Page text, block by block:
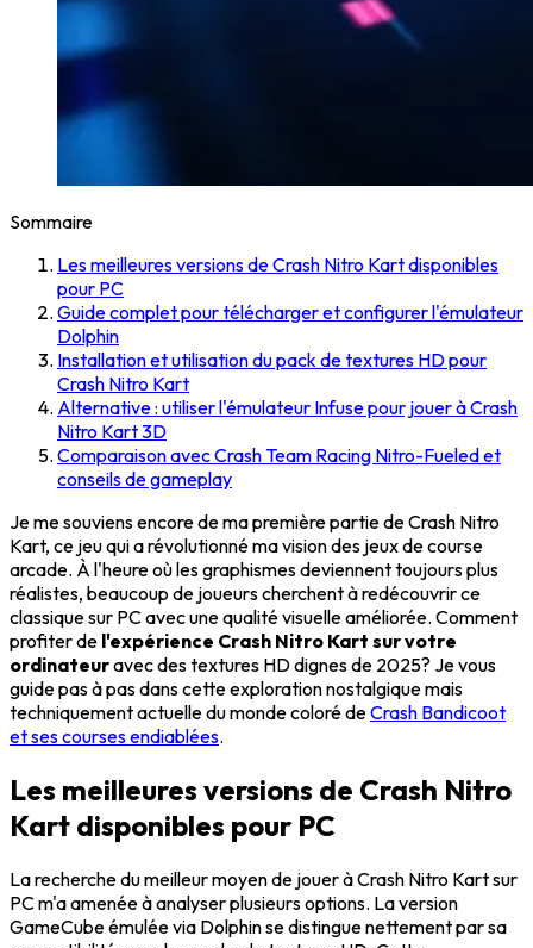
Sommaire
Les meilleures versions de Crash Nitro Kart disponibles
pour PC
Guide complet pour télécharger et configurer l'émulateur
Dolphin
Installation et utilisation du pack de textures HD pour
Crash Nitro Kart
Alternative : utiliser l'émulateur Infuse pour jouer à Crash
Nitro Kart 3D
Comparaison avec Crash Team Racing Nitro-Fueled et
conseils de gameplay
Je me souviens encore de ma première partie de Crash Nitro
Kart, ce jeu qui a révolutionné ma vision des jeux de course
arcade. À l'heure où les graphismes deviennent toujours plus
réalistes, beaucoup de joueurs cherchent à redécouvrir ce
classique sur PC avec une qualité visuelle améliorée. Comment
profiter de l'expérience Crash Nitro Kart sur votre
ordinateuravec des textures HD dignes de 2025? Je vous
guide pas à pas dans cette exploration nostalgique mais
techniquement actuelle du monde coloré deCrash Bandicoot
et ses courses endiablées.
Les meilleures versions de Crash Nitro
Kart disponibles pour PC
La recherche du meilleur moyen de jouer à Crash Nitro Kart sur
PC m'a amenée à analyser plusieurs options. La version
GameCube émulée via Dolphin se distingue nettement par sa